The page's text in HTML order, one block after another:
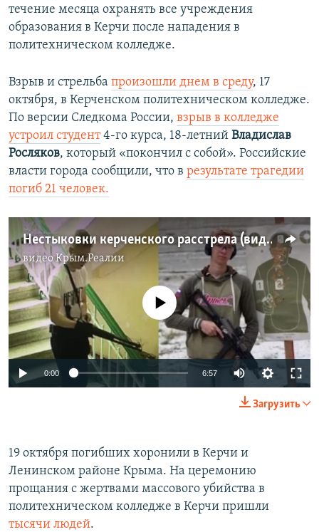
течение месяца охранять все учреждения
образования в Керчи после нападения в
политехническом колледже.
​Взрыв и стрельба произошли днем в среду, 17
октября, в Керченском политехническом колледже.
По версии Следкома России, взрыв в колледже
устроил студент4-го курса, 18-летний Владислав
Росляков, который «покончил с собой». Российские
власти города сообщили, что в результате трагедии
погиб 21 человек.
Нестыковки керченского расстрела (видео)
видеоКрым.Реалии
No media source currently available
0:00 6:57
Загрузить
19 октября погибших хоронили в Керчи и
Ленинском районе Крыма. На церемонию
прощания с жертвами массового убийства в
политехническом колледже в Керчи пришли
тысячи людей.